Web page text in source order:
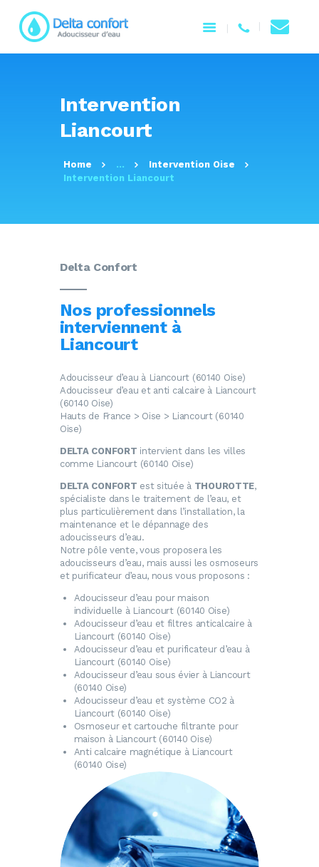
Intervention
Liancourt
Home ...
Intervention Oise
Intervention Liancourt
ACCUEIL
NOTRE ENTREPRISE
PRODUITS
CONTACTEZ-NOUS
Delta Confort
Nos professionnels
interviennent à
Liancourt
Adoucisseur d’eau à Liancourt (60140 Oise)
Adoucisseur d’eau et anti calcaire à Liancourt
(60140 Oise)
Hauts de France > Oise > Liancourt (60140
Oise)
DELTA CONFORT intervient dans les villes
comme Liancourt (60140 Oise)
DELTA CONFORT est située à THOUROTTE,
spécialiste dans le traitement de l’eau, et
plus particulièrement dans l’installation, la
maintenance et le dépannage des
adoucisseurs d’eau.
Notre pôle vente, vous proposera les
adoucisseurs d’eau, mais aussi les osmoseurs
et purificateur d’eau, nous vous proposons :
Adoucisseur d’eau pour maison
individuelle à Liancourt (60140 Oise)
Adoucisseur d’eau et filtres anticalcaire à
Liancourt (60140 Oise)
Adoucisseur d’eau et purificateur d’eau à
Liancourt (60140 Oise)
Adoucisseur d’eau sous évier à Liancourt
(60140 Oise)
Adoucisseur d’eau et système CO2 à
Liancourt (60140 Oise)
Osmoseuret cartouche filtrante pour
maison à Liancourt (60140 Oise)
Anti calcaire magnétique à Liancourt
(60140 Oise)